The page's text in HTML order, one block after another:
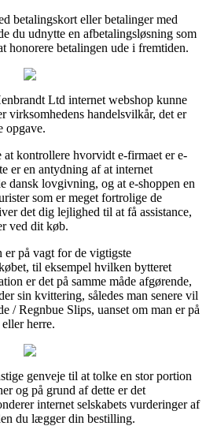
betalingskort eller betalinger med
du udnytte en afbetalingsløsning som
honorere betalingen ude i fremtiden.
Ltd internet webshop kunne
virksomhedens handelsvilkår, det er
opgave.
kontrollere hvorvidt e-firmaet er e-
er en antydning af at internet
dansk lovgivning, og at e-shoppen en
som er meget fortrolige de
det dig lejlighed til at få assistance,
ved dit køb.
på vagt for de vigtigste
til eksempel hvilken bytteret
er det på samme måde afgørende,
sin kvittering, således man senere vil
/ Regnbue Slips, uanset om man er på
herre.
genveje til at tolke en stor portion
og på grund af dette er det
internet selskabets vurderinger af
du lægger din bestilling.